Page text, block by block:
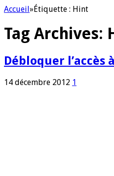
Accueil»Étiquette : Hint
Tag Archives:
Débloquer
14 décembre 2012 1